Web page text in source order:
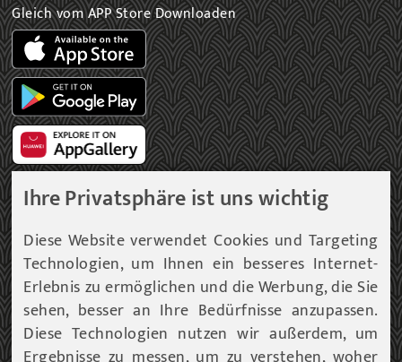
Ihre Privatsphäre ist uns wichtig
Diese Website verwendet Cookies und Targeting
Technologien, um Ihnen ein besseres Internet-
Erlebnis zu ermöglichen und die Werbung, die Sie
sehen, besser an Ihre Bedürfnisse anzupassen.
Diese Technologien nutzen wir außerdem, um
Gleich vom APP Store Downloaden
Gemeinde Newsletter
Immer am aktuellsten Informationsstand!
Unser Infoservice liefert Ihnen, in periodischen
Abständen, Informationen rund um die Gemeinde
Fohnsdorf.